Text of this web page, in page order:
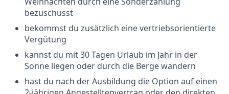
bezuschusst
bekommst du zusätzlich eine vertriebsorientierte
Vergütung
kannst du mit 30 Tagen Urlaub im Jahr in der
Sonne liegen oder durch die Berge wandern
hast du nach der Ausbildung die Option auf einen